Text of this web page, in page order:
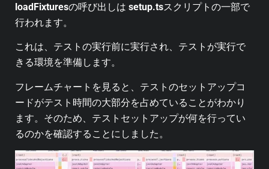
loadFixturesの呼び出しは setup.tsスクリプトの一部で
行われます。
これは、テストの実行前に実行され、テストが実行で
きる環境を準備します。
フレームチャートを見ると、テストのセットアップコ
ードがテスト時間の大部分を占めていることがわかり
ます。そのため、テストセットアップが何を行ってい
るのかを確認することにしました。